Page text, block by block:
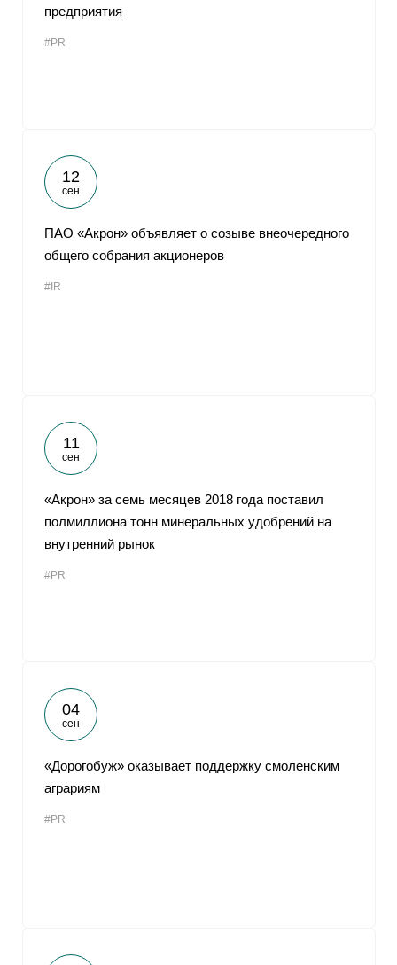
предприятия
#PR
12
сен
ПАО «Акрон» объявляет о созыве внеочередного
общего собрания акционеров
#IR
11
сен
«Акрон» за семь месяцев 2018 года поставил
полмиллиона тонн минеральных удобрений на
внутренний рынок
#PR
04
сен
«Дорогобуж» оказывает поддержку смоленским
аграриям
#PR